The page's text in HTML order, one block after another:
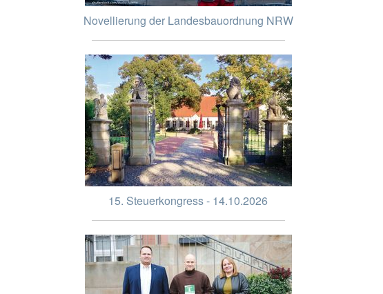
Novellierung der Landesbauordnung NRW
15. Steuerkongress - 14.10.2026